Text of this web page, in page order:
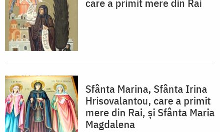
care a primit mere din Rai
Sfânta Marina, Sfânta Irina
Hrisovalantou, care a primit
mere din Rai, și Sfânta Maria
Magdalena